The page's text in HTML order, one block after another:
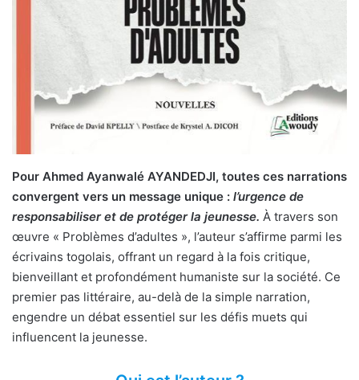
Pour Ahmed Ayanwalé AYANDEDJI, toutes ces narrations
convergent vers un message unique : l’urgence de
responsabiliser et de protéger la jeunesse. À travers son
œuvre « Problèmes d’adultes », l’auteur s’affirme parmi les
écrivains togolais, offrant un regard à la fois critique,
bienveillant et profondément humaniste sur la société. Ce
premier pas littéraire, au-delà de la simple narration,
engendre un débat essentiel sur les défis muets qui
influencent la jeunesse.